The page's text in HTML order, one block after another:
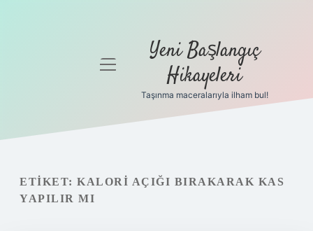
Gizlilik
Yasal Uyarı
menüyü
Yeni Başlangıç
Hikayeleri
Taşınma maceralarıyla ilham bul!
ETIKET: KALORI AÇIĞI BIRAKARAK KAS
YAPILIR MI